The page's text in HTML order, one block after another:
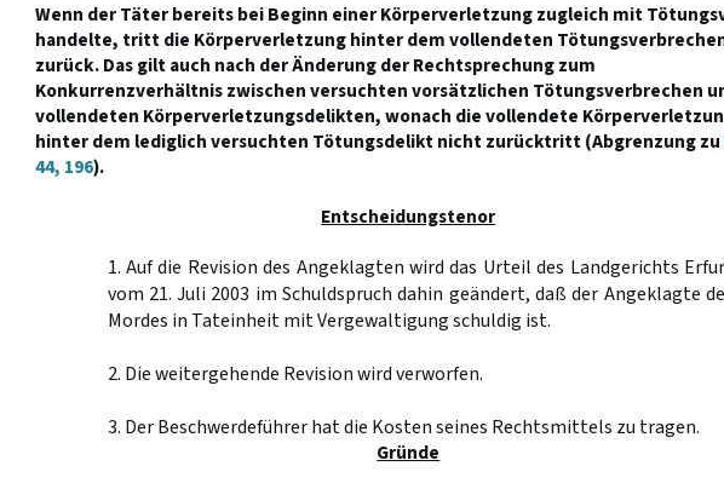
Wenn der Täter bereits bei Beginn einer Körperverletzung zugleich mit
handelte, tritt die Körperverletzung hinter dem vollendeten
zurück. Das gilt auch nach der Änderung der Rechtsprechung zum
Konkurrenzverhältnis zwischen versuchten vorsätzlichen Tötungsverbrechen
vollendeten Körperverletzungsdelikten, wonach die vollendete
hinter dem lediglich versuchten Tötungsdelikt nicht zurücktritt (Abgrenzung zu
44, 196).
Entscheidungstenor
1. Auf die Revision des Angeklagten wird das Urteil des Landgerichts
vom 21. Juli 2003 im Schuldspruch dahin geändert, daß der Angeklagte
Mordes in Tateinheit mit Vergewaltigung schuldig ist.
2. Die weitergehende Revision wird verworfen.
3. Der Beschwerdeführer hat die Kosten seines Rechtsmittels zu tragen.
Gründe